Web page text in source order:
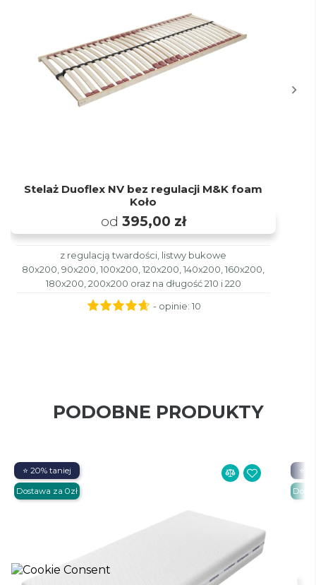
Stelaż Duoflex NV bez regulacji M&K foam
Koło
od 395,00 zł
z regulacją twardości, listwy bukowe
80x200, 90x200, 100x200, 120x200, 140x200, 160x200,
180x200, 200x200 oraz na długość 210 i 220
- opinie: 10
PODOBNE PRODUKTY
⭐ 20% taniej
Dostawa za 0zł
⭐